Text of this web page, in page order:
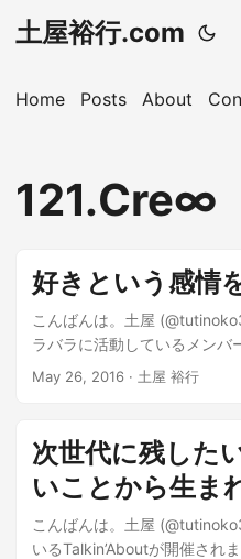
土屋裕行.com
Home Posts About
121.Cre∞
好きという感情
こんばんは。土屋
ラバラに活動しているメンバ
トークイベントをしてます
May 26, 2016 · 土屋 裕行
次世代に残した
いことから生ま
こんばんは。土屋
いるTalkin’Aboutが開催され